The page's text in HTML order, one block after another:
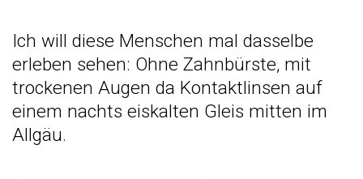
Ich will diese Menschen mal dasselbe
erleben sehen: Ohne Zahnbürste, mit
trockenen Augen da Kontaktlinsen auf
einem nachts eiskalten Gleis mitten im
Allgäu.